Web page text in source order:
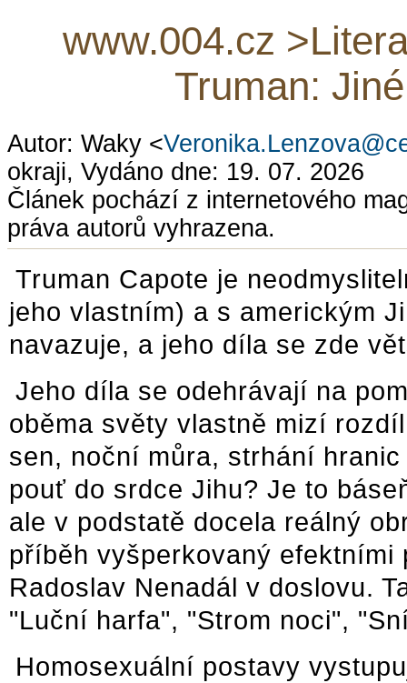
www.004.cz
Truman:
Autor: Waky <
okraji, Vydáno dne: 19. 07. 2026
Článek pochází z internetového
práva autorů vyhrazena.
Truman Capote je
jeho vlastním) a s americkým
navazuje, a jeho díla se zde
Jeho díla se odehrávají na
oběma světy vlastně mizí
sen, noční můra, strhání
pouť do srdce Jihu? Je to
ale v podstatě docela reálný
příběh vyšperkovaný
Radoslav Nenadál v doslovu.
"Luční harfa", "Strom noci",
Homosexuální postavy